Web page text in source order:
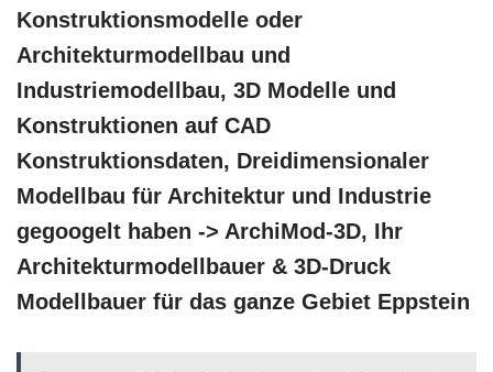
Konstruktionsmodelle oder
Architekturmodellbau und
Industriemodellbau, 3D Modelle und
Konstruktionen auf CAD
Konstruktionsdaten, Dreidimensionaler
Modellbau für Architektur und Industrie
gegoogelt haben -> ArchiMod-3D, Ihr
Architekturmodellbauer & 3D-Druck
Modellbauer für das ganze Gebiet Eppstein